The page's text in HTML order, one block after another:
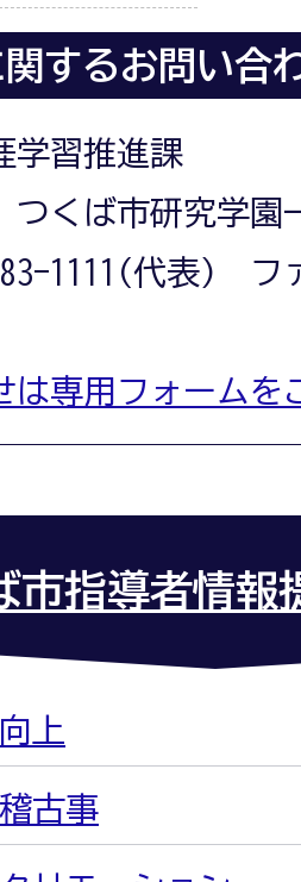
するお問い合
習推進課
くば市研究学園
1111(代表) フ
は専用フォームを
市指導者情報
上
古事